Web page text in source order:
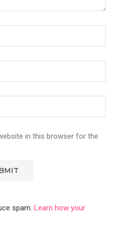
in this browser for the
spam. Learn how your